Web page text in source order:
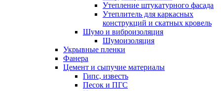
Утепление штукатурного фасада
Утеплитель для каркасных
конструкций и скатных кровель
Шумо и виброизоляция
Шумоизоляция
Укрывные пленки
Фанера
Цемент и сыпучие материалы
Гипс, известь
Песок и ПГС